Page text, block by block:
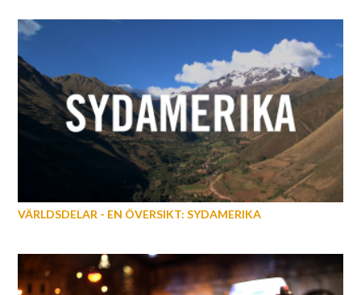
VÄRLDSDELAR - EN ÖVERSIKT: SYDAMERIKA